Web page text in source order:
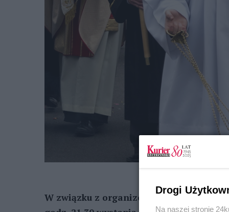
W związku z organizowaną dzisiaj
Drogi
Na naszej stronie